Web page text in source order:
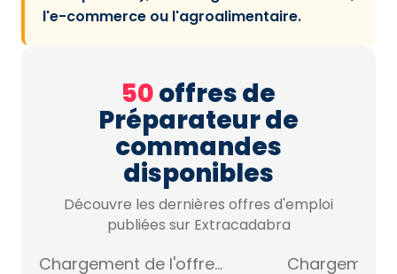
l'e-commerce ou l'agroalimentaire.
50offres de
Préparateur de
commandes
disponibles
Découvre les dernières offres d'emploi
publiées sur Extracadabra
Chargement de l'offre... Chargement